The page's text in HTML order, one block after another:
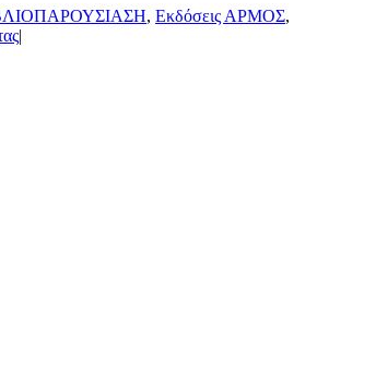
, Εκδόσεις ΑΡΜΟΣ,
|